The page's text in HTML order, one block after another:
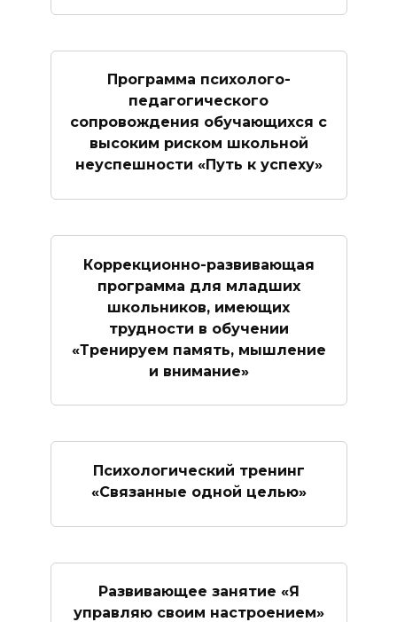
Программа психолого-
педагогического
сопровождения обучающихся с
высоким риском школьной
неуспешности «Путь к успеху»
Коррекционно-развивающая
программа для младших
школьников, имеющих
трудности в обучении
«Тренируем память, мышление
и внимание»
Психологический тренинг
«Связанные одной целью»
Развивающее занятие «Я
управляю своим настроением»